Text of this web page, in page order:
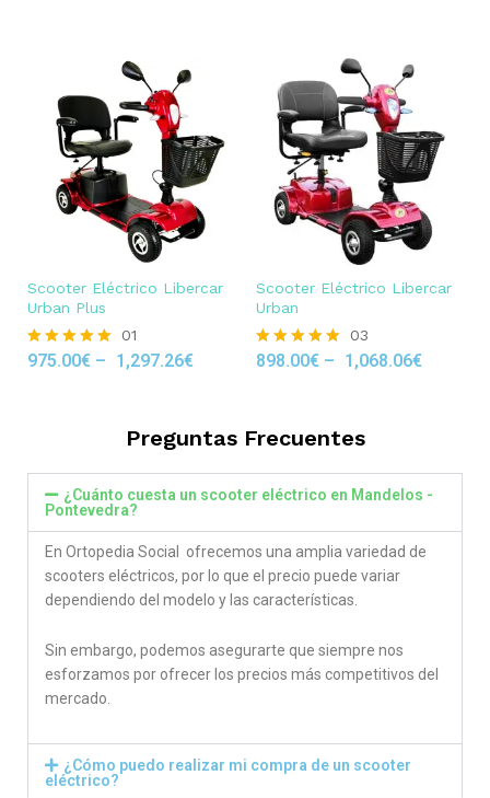
Scooter Eléctrico Libercar
Urban Plus
Rated
01
975.00€ – 1,297.26€
Scooter Eléctrico Libercar
Urban
Rated
03
898.00€ – 1,068.06€
Preguntas Frecuentes
¿Cuánto cuesta un scooter eléctrico en Mandelos -
Pontevedra?
En Ortopedia Social ofrecemos una amplia variedad de
scooters eléctricos, por lo que el precio puede variar
dependiendo del modelo y las características.
Sin embargo, podemos asegurarte que siempre nos
esforzamos por ofrecer los precios más competitivos del
mercado.
¿Cómo puedo realizar mi compra de un scooter
eléctrico?